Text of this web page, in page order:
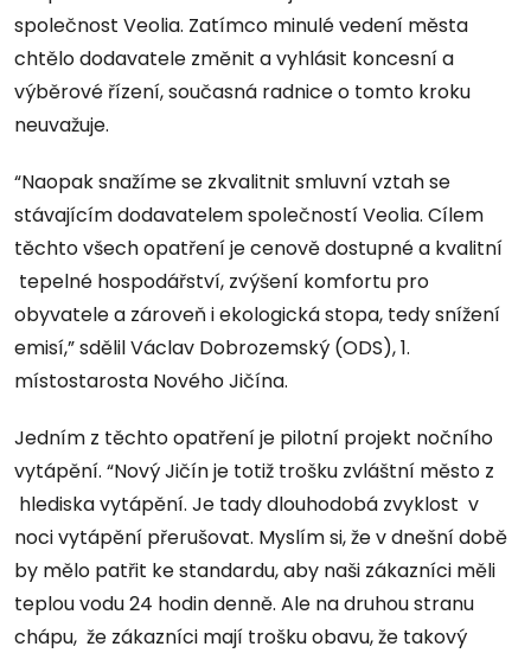
společnost Veolia. Zatímco minulé vedení města
chtělo dodavatele změnit a vyhlásit koncesní a
výběrové řízení, současná radnice o tomto kroku
neuvažuje.
“Naopak snažíme se zkvalitnit smluvní vztah se
stávajícím dodavatelem společností Veolia. Cílem
těchto všech opatření je cenově dostupné a kvalitní
tepelné hospodářství, zvýšení komfortu pro
obyvatele a zároveň i ekologická stopa, tedy snížení
emisí,” sdělil Václav Dobrozemský (ODS), 1.
místostarosta Nového Jičína.
Jedním z těchto opatření je pilotní projekt nočního
vytápění. “Nový Jičín je totiž trošku zvláštní město z
hlediska vytápění. Je tady dlouhodobá zvyklost v
noci vytápění přerušovat. Myslím si, že v dnešní době
by mělo patřit ke standardu, aby naši zákazníci měli
teplou vodu 24 hodin denně. Ale na druhou stranu
chápu, že zákazníci mají trošku obavu, že takový